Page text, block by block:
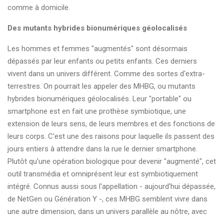
comme à domicile.
Des mutants hybrides bionumériques géolocalisés
Les hommes et femmes "augmentés" sont désormais
dépassés par leur enfants ou petits enfants. Ces derniers
vivent dans un univers différent. Comme des sortes d'extra-
terrestres. On pourrait les appeler des MHBG, ou mutants
hybrides bionumériques géolocalisés. Leur "portable" ou
smartphone est en fait une prothèse symbiotique, une
extension de leurs sens, de leurs membres et des fonctions de
leurs corps. C'est une des raisons pour laquelle ils passent des
jours entiers à attendre dans la rue le dernier smartphone.
Plutôt qu'une opération biologique pour devenir "augmenté", cet
outil transmédia et omniprésent leur est symbiotiquement
intégré. Connus aussi sous l'appellation - aujourd'hui dépassée,
de NetGen ou Génération Y -, ces MHBG semblent vivre dans
une autre dimension, dans un univers parallèle au nôtre, avec